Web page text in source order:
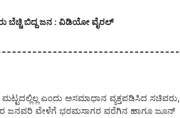
ಬೆಚ್ಚಿ ಬಿದ್ದ ಜನ : ವಿಡಿಯೋ ವೈರಲ್
ಎಂದು ಅಸಮಾಧಾನ ವ್ಯಕ್ತಪಡಿಸಿದ ಸಚಿವರು,
ಜನವರಿ ವೇಳೆಗೆ ಭರಮಸಾಗರ ವರೆಗಿನ ಹಾಗೂ ಜೂನ್